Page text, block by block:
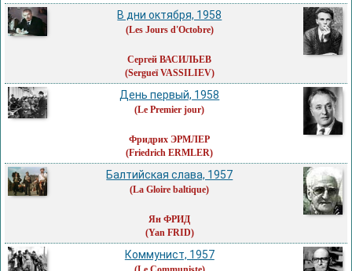
В дни октября, 1958
(Les Jours d'Octobre)
Сергей ВАСИЛЬЕВ
(Sergueï VASSILIEV)
День первый, 1958
(Le Premier jour)
Фридрих ЭРМЛЕР
(Friedrich ERMLER)
Балтийская слава, 1957
(La Gloire baltique)
Ян ФРИД
(Yan FRID)
Коммунист, 1957